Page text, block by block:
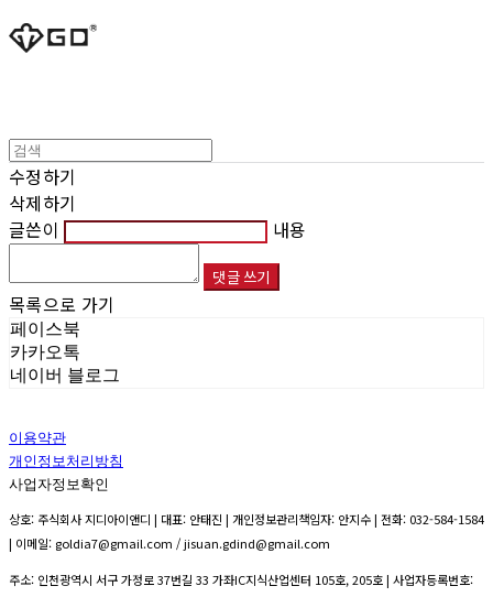
수정하기
삭제하기
글쓴이
내용
댓글 쓰기
목록으로 가기
페이스북
카카오톡
네이버 블로그
이용약관
개인정보처리방침
사업자정보확인
상호: 주식회사 지디아이앤디 | 대표: 안태진 | 개인정보관리책임자: 안지수 | 전화: 032-584-1584
| 이메일: goldia7@gmail.com / jisuan.gdind@gmail.com
주소: 인천광역시 서구 가정로 37번길 33 가좌IC지식산업센터 105호, 205호 | 사업자등록번호: